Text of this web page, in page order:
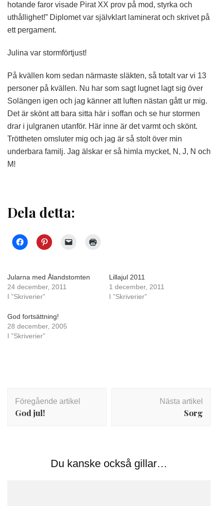
hotande faror visade Pirat XX prov på mod, styrka och
uthållighet!” Diplomet var självklart laminerat och skrivet på
ett pergament.
Julina var stormförtjust!
På kvällen kom sedan närmaste släkten, så totalt var vi 13
personer på kvällen. Nu har som sagt lugnet lagt sig över
Solängen igen och jag känner att luften nästan gått ur mig.
Det är skönt att bara sitta här i soffan och se hur stormen
drar i julgranen utanför. Här inne är det varmt och skönt.
Tröttheten omsluter mig och jag är så stolt över min
underbara familj. Jag älskar er så himla mycket, N, J, N och
M!
Dela detta:
Jularna med Ålandstomten
24 december, 2011
I ”Skriverier”
Lillajul 2011
1 december, 2011
I ”Skriverier”
God fortsättning!
28 december, 2005
I ”Skriverier”
Föregående artikel
God jul!
Nästa artikel
Sorg
Du kanske också gillar…